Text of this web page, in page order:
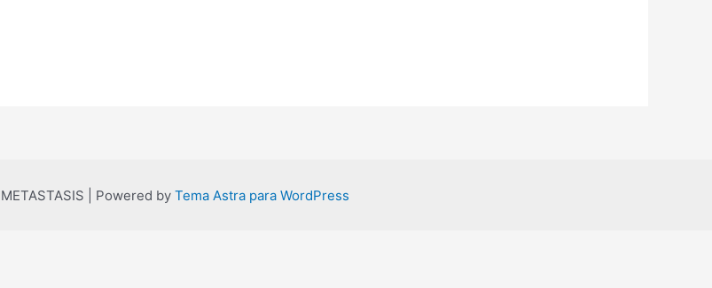
| Powered by Tema Astra para WordPress